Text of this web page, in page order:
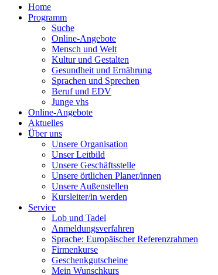
Home
Programm
Suche
Online-Angebote
Mensch und Welt
Kultur und Gestalten
Gesundheit und Ernährung
Sprachen und Sprechen
Beruf und EDV
Junge vhs
Online-Angebote
Aktuelles
Über uns
Unsere Organisation
Unser Leitbild
Unsere Geschäftsstelle
Unsere örtlichen Planer/innen
Unsere Außenstellen
Kursleiter/in werden
Service
Lob und Tadel
Anmeldungsverfahren
Sprache: Europäischer Referenzrahmen
Firmenkurse
Geschenkgutscheine
Mein Wunschkurs